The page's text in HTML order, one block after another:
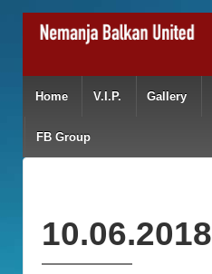
Home V.I.P. Gallery
FB Group
10.06.2018